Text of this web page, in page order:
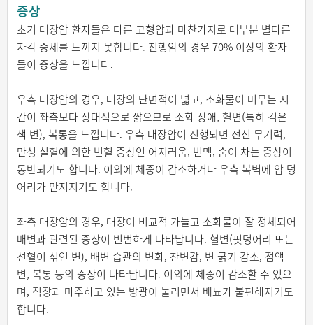
증상
초기 대장암 환자들은 다른 고형암과 마찬가지로 대부분 별다른
자각 증세를 느끼지 못합니다. 진행암의 경우 70% 이상의 환자
들이 증상을 느낍니다.
우측 대장암의 경우, 대장의 단면적이 넓고, 소화물이 머무는 시
간이 좌측보다 상대적으로 짧으므로 소화 장애, 혈변(특히 검은
색 변), 복통을 느낍니다. 우측 대장암이 진행되면 전신 무기력,
만성 실혈에 의한 빈혈 증상인 어지러움, 빈맥, 숨이 차는 증상이
동반되기도 합니다. 이외에 체중이 감소하거나 우측 복벽에 암 덩
어리가 만져지기도 합니다.
좌측 대장암의 경우, 대장이 비교적 가늘고 소화물이 잘 정체되어
배변과 관련된 증상이 빈번하게 나타납니다. 혈변(핏덩어리 또는
선혈이 섞인 변), 배변 습관의 변화, 잔변감, 변 굵기 감소, 점액
변, 복통 등의 증상이 나타납니다. 이외에 체중이 감소할 수 있으
며, 직장과 마주하고 있는 방광이 눌리면서 배뇨가 불편해지기도
합니다.